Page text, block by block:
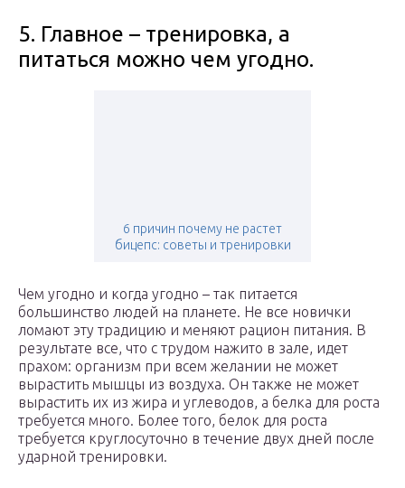
5. Главное – тренировка, а
питаться можно чем угодно.
6 причин почему не растет
бицепс: советы и тренировки
Чем угодно и когда угодно – так питается
большинство людей на планете. Не все новички
ломают эту традицию и меняют рацион питания. В
результате все, что с трудом нажито в зале, идет
прахом: организм при всем желании не может
вырастить мышцы из воздуха. Он также не может
вырастить их из жира и углеводов, а белка для роста
требуется много. Более того, белок для роста
требуется круглосуточно в течение двух дней после
ударной тренировки.